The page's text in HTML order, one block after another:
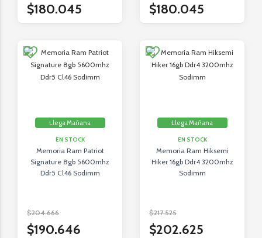
$180.045 $180.045
Llega Mañana
EN STOCK
Memoria Ram Patriot
Signature 8gb 5600mhz
Ddr5 Cl46 Sodimm
$204.666
$190.646
Llega Mañana
EN STOCK
Memoria Ram Hiksemi
Hiker 16gb Ddr4 3200mhz
Sodimm
$217.525
$202.625